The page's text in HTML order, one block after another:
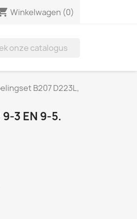
Winkelwagen (0)
B207 D223L,
9-3 EN 9-5.